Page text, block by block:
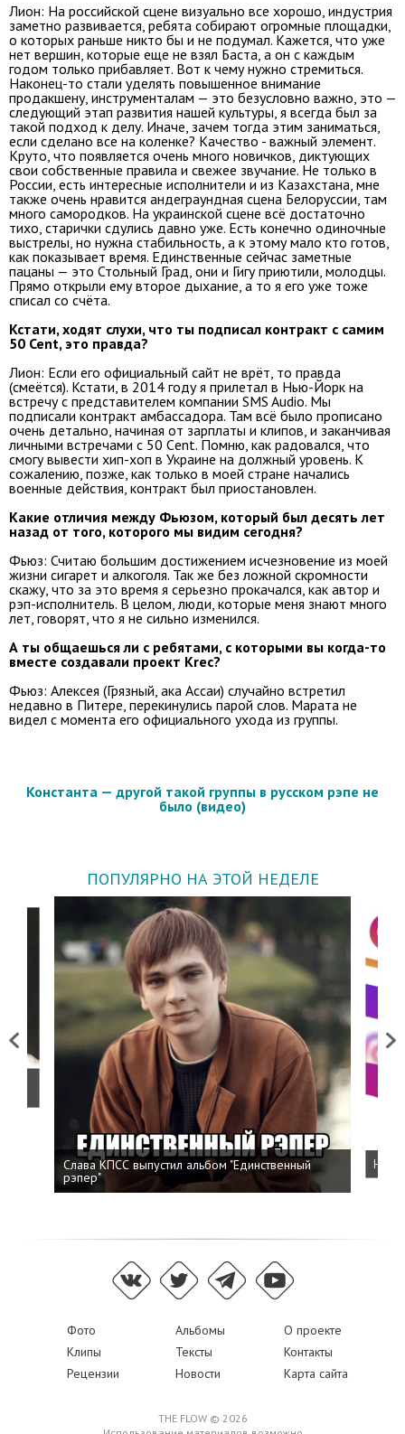
Лион: На российской сцене визуально все хорошо, индустрия
заметно развивается, ребята собирают огромные площадки,
о которых раньше никто бы и не подумал. Кажется, что уже
нет вершин, которые еще не взял Баста, а он с каждым
годом только прибавляет. Вот к чему нужно стремиться.
Наконец-то стали уделять повышенное внимание
продакшену, инструменталам — это безусловно важно, это —
следующий этап развития нашей культуры, я всегда был за
такой подход к делу. Иначе, зачем тогда этим заниматься,
если сделано все на коленке? Качество - важный элемент.
Круто, что появляется очень много новичков, диктующих
свои собственные правила и свежее звучание. Не только в
России, есть интересные исполнители и из Казахстана, мне
также очень нравится андеграундная сцена Белоруссии, там
много самородков. На украинской сцене всё достаточно
тихо, старички сдулись давно уже. Есть конечно одиночные
выстрелы, но нужна стабильность, а к этому мало кто готов,
как показывает время. Единственные сейчас заметные
пацаны — это Стольный Град, они и Гигу приютили, молодцы.
Прямо открыли ему второе дыхание, а то я его уже тоже
списал со счёта.
Кстати, ходят слухи, что ты подписал контракт с самим
50 Cent, это правда?
Лион: Если его официальный сайт не врёт, то правда
(смеётся). Кстати, в 2014 году я прилетал в Нью-Йорк на
встречу с представителем компании SMS Audio. Мы
подписали контракт амбассадора. Там всё было прописано
очень детально, начиная от зарплаты и клипов, и заканчивая
личными встречами с 50 Сent. Помню, как радовался, что
смогу вывести хип-хоп в Украине на должный уровень. К
сожалению, позже, как только в моей стране начались
военные действия, контракт был приостановлен.
Какие отличия между Фьюзом, который был десять лет
назад от того, которого мы видим сегодня?
Фьюз: Считаю большим достижением исчезновение из моей
жизни сигарет и алкоголя. Так же без ложной скромности
скажу, что за это время я серьезно прокачался, как автор и
рэп-исполнитель. В целом, люди, которые меня знают много
лет, говорят, что я не сильно изменился.
А ты общаешься ли с ребятами, с которыми вы когда-то
вместе создавали проект Krec?
Фьюз: Алексея (Грязный, ака Ассаи) случайно встретил
недавно в Питере, перекинулись парой слов. Марата не
видел с момента его официального ухода из группы.
Константа — другой такой группы в русском рэпе не
было (видео)
ПОПУЛЯРНО НА ЭТОЙ НЕДЕЛЕ
Previous
Слава КПСС выпустил альбом "Единственный
рэпер"
Next
Фото Альбомы
О проекте
Клипы
Тексты
Контакты
Рецензии
Новости Карта сайта
THE FLOW © 2026